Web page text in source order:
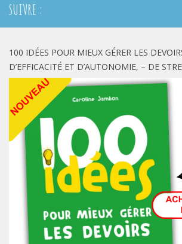
SUIVRE :
100 IDÉES POUR MIEUX GÉRER LES
D’EFFICACITÉ ET D’AUTONOMIE, – DE